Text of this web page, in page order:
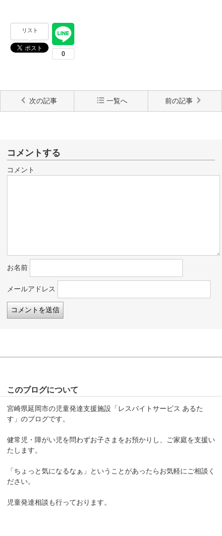
リスト
次の記事 一覧へ 前の記事
コメントする
コメント
お名前
メールアドレス
このブログについて
宮崎県延岡市の児童発達支援施設「レスパイトサービス あるた
す」のブログです。
健常児・障がい児を問わずお子さまをお預かりし、ご家庭を支援い
たします。
「ちょっと気になるなぁ」ということがあったらお気軽にご相談く
ださい。
児童発達相談も行っております。